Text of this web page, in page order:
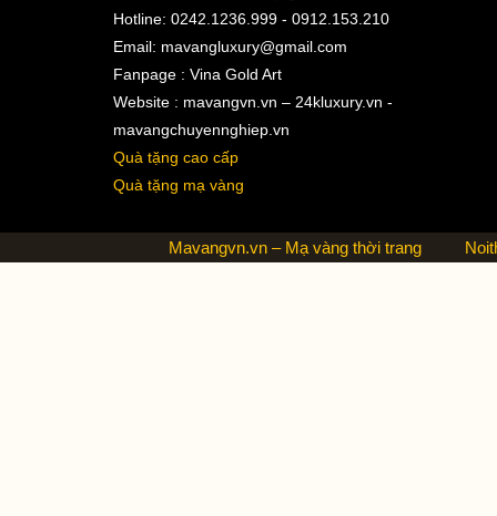
Hotline: 0242.1236.999 - 0912.153.210
Email: mavangluxury@gmail.com
Fanpage : Vina Gold Art
Website : mavangvn.vn – 24kluxury.vn -
mavangchuyennghiep.vn
Quà tặng cao cấp
Quà tặng mạ vàng
Mavangvn.vn – Mạ vàng thời trang